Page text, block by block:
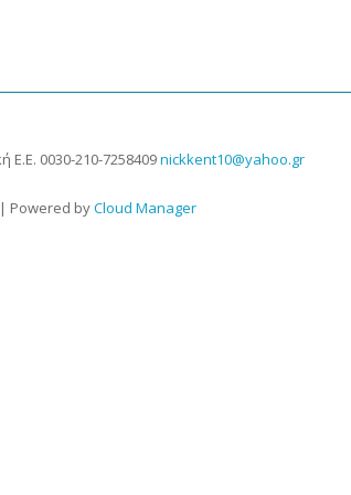
Ε.Ε. 0030-210-7258409nickkent10@yahoo.gr
Powered byCloud Manager